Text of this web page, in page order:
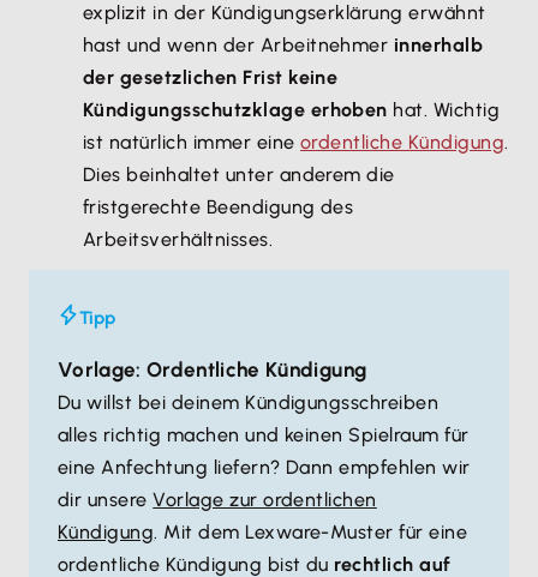
explizit in der Kündigungserklärung erwähnt
hast und wenn der Arbeitnehmer innerhalb
der gesetzlichen Frist keine
Kündigungsschutzklage erhoben hat. Wichtig
ist natürlich immer eine ordentliche Kündigung.
Dies beinhaltet unter anderem die
fristgerechte Beendigung des
Arbeitsverhältnisses.
Tipp
Vorlage: Ordentliche Kündigung
Du willst bei deinem Kündigungsschreiben
alles richtig machen und keinen Spielraum für
eine Anfechtung liefern? Dann empfehlen wir
dir unsereVorlage zur ordentlichen
Kündigung. Mit dem Lexware-Muster für eine
ordentliche Kündigung bist du rechtlich auf